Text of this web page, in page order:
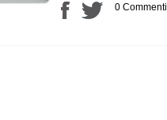
0 Commenti